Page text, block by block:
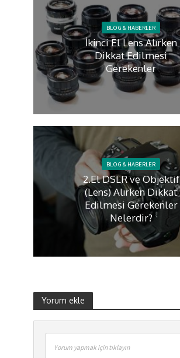
BLOG & HABERLER
İkinci El Lens Alırken
Dikkat Edilmesi
Gerekenler
BLOG & HABERLER
2.El DSLR ve Objektif
(Lens) Alırken Dikkat
Edilmesi Gerekenler
Nelerdir?
Yorum ekle
Yorum yapmak için tıklayın